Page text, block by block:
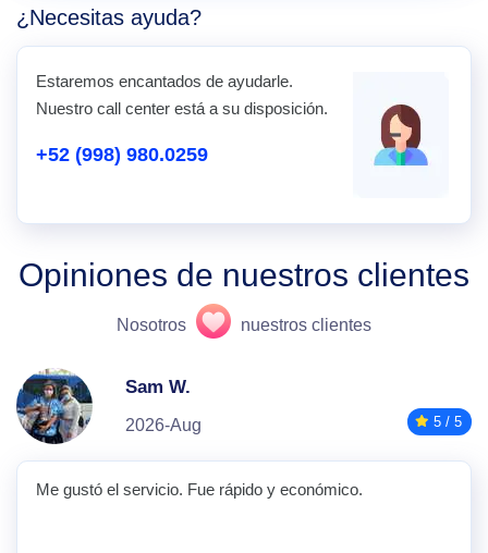
¿Necesitas ayuda?
Estaremos encantados de ayudarle.
Nuestro call center está a su disposición.
+52 (998) 980.0259
Opiniones de nuestros clientes
Nosotros nuestros clientes
Sam W.
2026-Aug 5 / 5
Me gustó el servicio. Fue rápido y económico.